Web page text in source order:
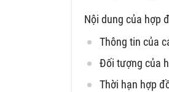
Nội dung của hợp
Thông tin của
Đối tượng của
Thời hạn hợp